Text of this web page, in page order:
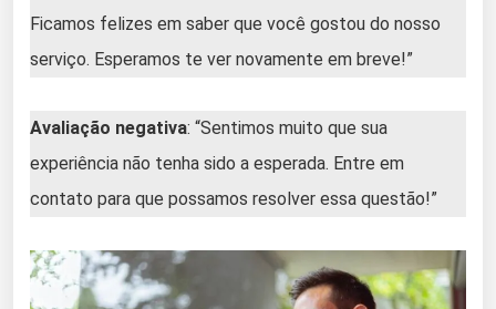
Ficamos felizes em saber que você gostou do nosso
serviço. Esperamos te ver novamente em breve!”
Avaliação negativa: “Sentimos muito que sua
experiência não tenha sido a esperada. Entre em
contato para que possamos resolver essa questão!”